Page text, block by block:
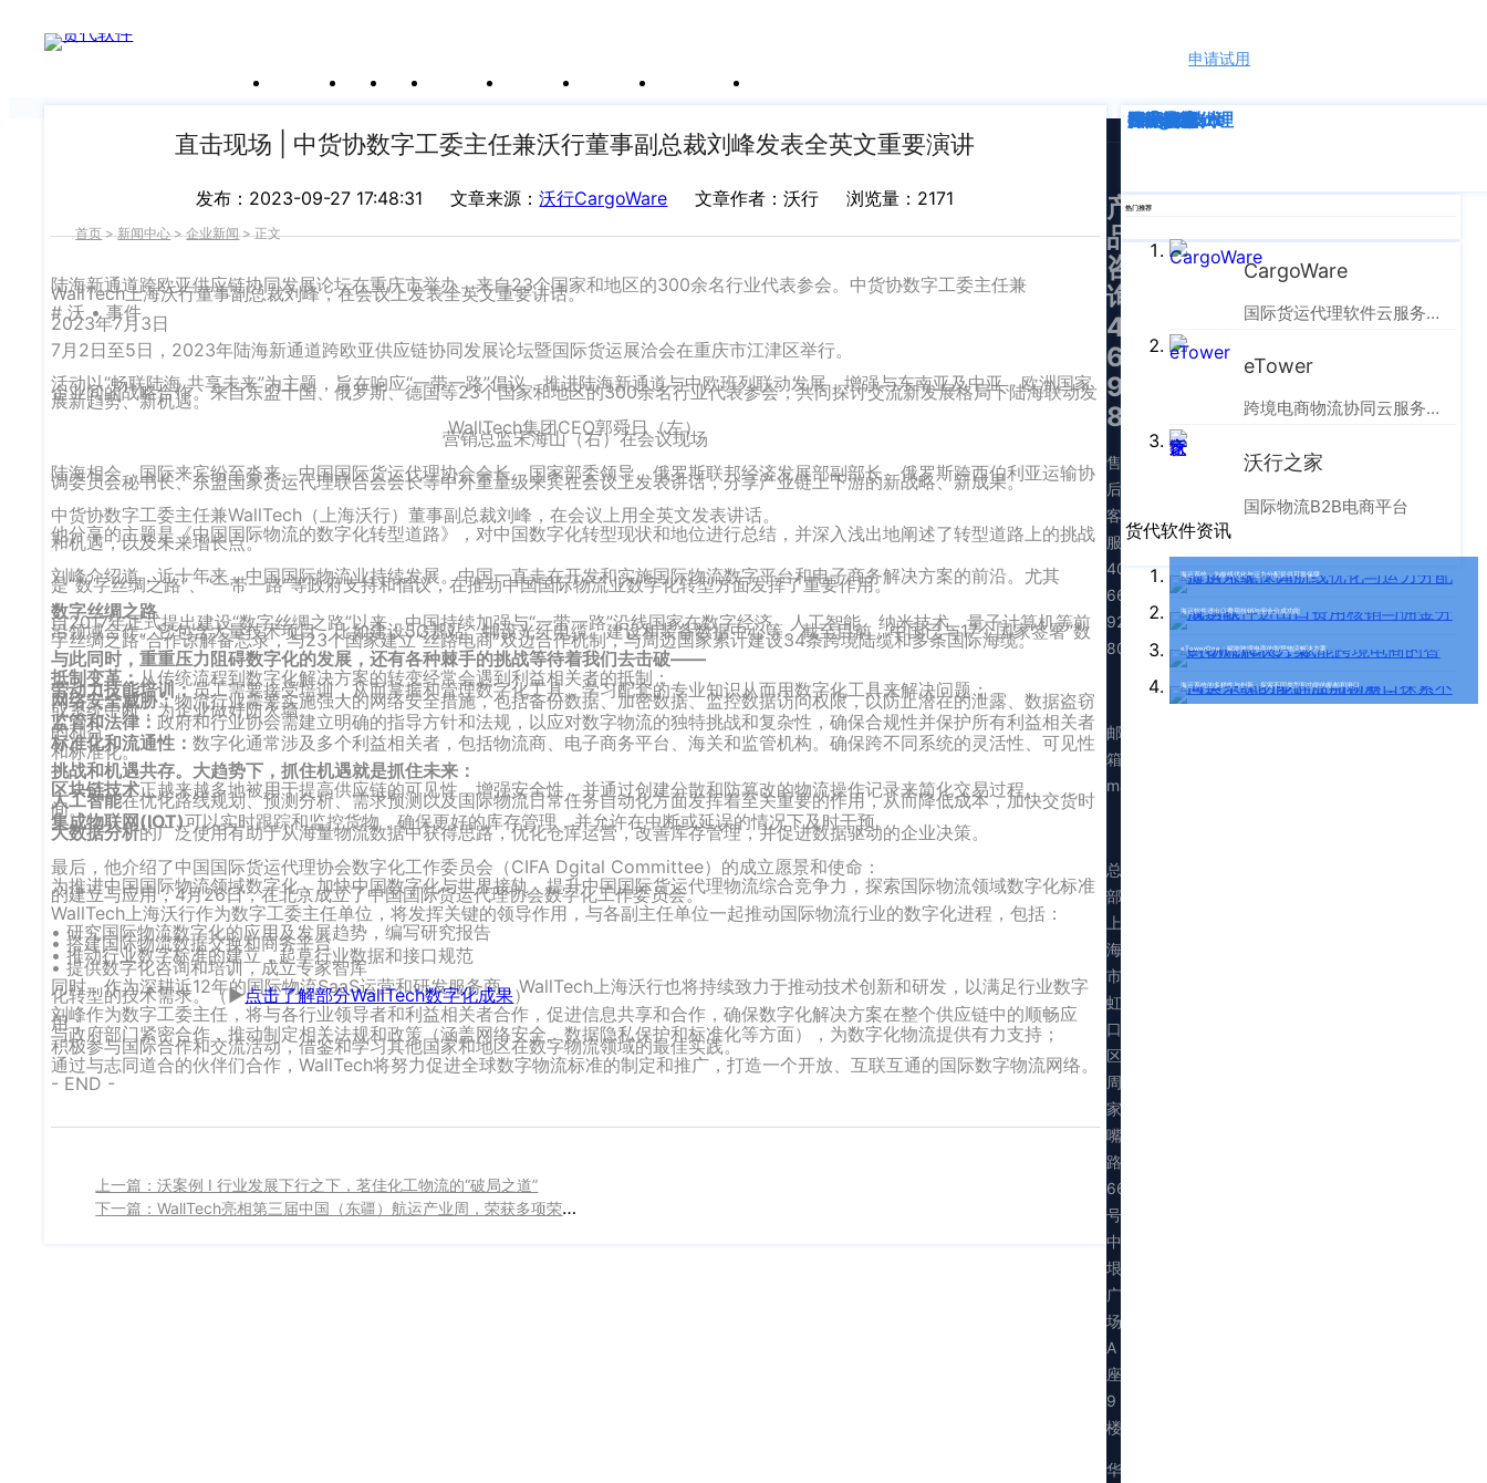
关于沃行 产品 价格 客户案例 新闻资讯 支持中心 运价与货盘
申请试用
申请试用
产
直击现场 | 中货协数字工委主任兼沃行董事副总裁刘峰发表全英文重要演讲
发布：2023-09-27 17:48:31 文章来源：沃行CargoWare 文章作者：沃行 浏览量：2171
首页>新闻中心>企业新闻>正文
陆海新通道跨欧亚供应链协同发展论坛在重庆市举办，来自23个国家和地区的300余名行业代表参会。中货协数字工委主任兼
WallTech上海沃行董事副总裁刘峰，在会议上发表全英文重要讲话。
# 沃 • 事件
2023年7月3日
7月2日至5日，2023年陆海新通道跨欧亚供应链协同发展论坛暨国际货运展洽会在重庆市江津区举行。
活动以“畅联陆海 共享未来”为主题，旨在响应“一带一路”倡议，推进陆海新通道与中欧班列联动发展，增强与东南亚及中亚、欧洲国家
企业间的战略合作。来自东盟十国、俄罗斯、德国等23个国家和地区的300余名行业代表参会，共同探讨交流新发展格局下陆海联动发
展新趋势、新机遇。
WallTech集团CEO郭舜日（左）
营销总监宋海山（右）在会议现场
陆海相会，国际来宾纷至沓来。中国国际货运代理协会会长、国家部委领导、俄罗斯联邦经济发展部副部长、俄罗斯跨西伯利亚运输协
调委员会秘书长、东盟国家货运代理联合会会长等中外重量级来宾在会议上发表讲话，分享产业链上下游的新战略、新成果。
中货协数字工委主任兼WallTech（上海沃行）董事副总裁刘峰，在会议上用全英文发表讲话。
他分享的主题是《中国国际物流的数字化转型道路》，对中国数字化转型现状和地位进行总结，并深入浅出地阐述了转型道路上的挑战
和机遇，以及未来增长点。
刘峰介绍道，近十年来，中国国际物流业持续发展。中国一直走在开发和实施国际物流数字平台和电子商务解决方案的前沿。尤其
是“数字丝绸之路”、“一带一路”等政府支持和倡议，在推动中国国际物流业数字化转型方面发挥了重要作用。
数字丝绸之路
自2017年正式提出建设“数字丝绸之路”以来，中国持续加强与“一带一路”沿线国家在数字经济、人工智能、纳米技术、量子计算机等前
沿领域合作。它包含大量技术项目，比如建设5G基站、铺设光纤电缆、建设和装备数据中心等。截至目前，中国已与17个国家签署“数
字丝绸之路”合作谅解备忘录，与23个国家建立“丝路电商”双边合作机制，与周边国家累计建设34条跨境陆缆和多条国际海缆。
与此同时，重重压力阻碍数字化的发展，还有各种棘手的挑战等待着我们去击破——
抵制变革：从传统流程到数字化解决方案的转变经常会遇到利益相关者的抵制；
劳动力技能培训：员工需要接受培训，从而掌握和管理数字化工具，学习配套的专业知识从而用数字化工具来解决问题；
网络安全威胁：物流行业需要实施强大的网络安全措施，包括备份数据、加密数据、监控数据访问权限，以防止潜在的泄露、数据盗窃
或系统中断，为企业做好防火墙。
监管和法律：政府和行业协会需建立明确的指导方针和法规，以应对数字物流的独特挑战和复杂性，确保合规性并保护所有利益相关者
的利益。
标准化和流通性：数字化通常涉及多个利益相关者，包括物流商、电子商务平台、海关和监管机构。确保跨不同系统的灵活性、可见性
和标准化。
挑战和机遇共存。大趋势下，抓住机遇就是抓住未来：
区块链技术正越来越多地被用于提高供应链的可见性，增强安全性，并通过创建分散和防篡改的物流操作记录来简化交易过程。
人工智能在优化路线规划、预测分析、需求预测以及国际物流日常任务自动化方面发挥着至关重要的作用，从而降低成本，加快交货时
间。
集成物联网(IOT)可以实时跟踪和监控货物，确保更好的库存管理，并允许在中断或延误的情况下及时干预。
大数据分析的广泛使用有助于从海量物流数据中获得思路，优化仓库运营，改善库存管理，并促进数据驱动的企业决策。
最后，他介绍了中国国际货运代理协会数字化工作委员会（CIFA Dgital Committee）的成立愿景和使命：
为推进中国国际物流领域数字化，加快中国数字化与世界接轨，提升中国国际货运代理物流综合竞争力，探索国际物流领域数字化标准
的建立与应用，4月26日，在北京成立了中国国际货运代理协会数字化工作委员会。
WallTech上海沃行作为数字工委主任单位，将发挥关键的领导作用，与各副主任单位一起推动国际物流行业的数字化进程，包括：
• 研究国际物流数字化的应用及发展趋势，编写研究报告
• 搭建国际物流数据交换和商务平台
• 推动行业数字标准的建立，起草行业数据和接口规范
• 提供数字化咨询和培训，成立专家智库
同时，作为深耕近12年的国际物流SaaS运营和研发服务商，WallTech上海沃行也将持续致力于推动技术创新和研发，以满足行业数字
化转型的技术需求。（►点击了解部分WallTech数字化成果）
刘峰作为数字工委主任，将与各行业领导者和利益相关者合作，促进信息共享和合作，确保数字化解决方案在整个供应链中的顺畅应
用；
与政府部门紧密合作，推动制定相关法规和政策（涵盖网络安全、数据隐私保护和标准化等方面），为数字化物流提供有力支持；
积极参与国际合作和交流活动，借鉴和学习其他国家和地区在数字物流领域的最佳实践。
通过与志同道合的伙伴们合作，WallTech将努力促进全球数字物流标准的制定和推广，打造一个开放、互联互通的国际数字物流网络。
- END -
上一篇：沃案例 I 行业发展下行之下，茗佳化工物流的“破局之道”
下一篇：WallTech亮相第三届中国（东疆）航运产业周，荣获多项荣誉
深度解析
企业动态
行业资讯
eTower
CargoWare
跨境电商
国际货运代理
SaaS云技术
国际物流
热门推荐
CargoWare
国际货运代理软件云服务平台
eTower
跨境电商物流协同云服务平台
沃行之家
国际物流B2B电商平台
货代软件资讯
海运系统：为航线优化与运力分配提供可靠保障
海运软件进出口费用核销与佣金分成功能
eTowerOne：赋能跨境电商的智慧物流解决方案
海运系统的多样性与创新：探索不同类型和功能的船舶和港口
产
品
咨
询：
400-
665-
9211（转
830）
售
后
客
服：
400-
665-
9211（转
808）
邮
箱：
marketing@walltechsystem.cn
总
部：
上
海
市
虹
口
区
周
家
嘴
路
669
号
中
垠
广
场
A
座
9
楼
华